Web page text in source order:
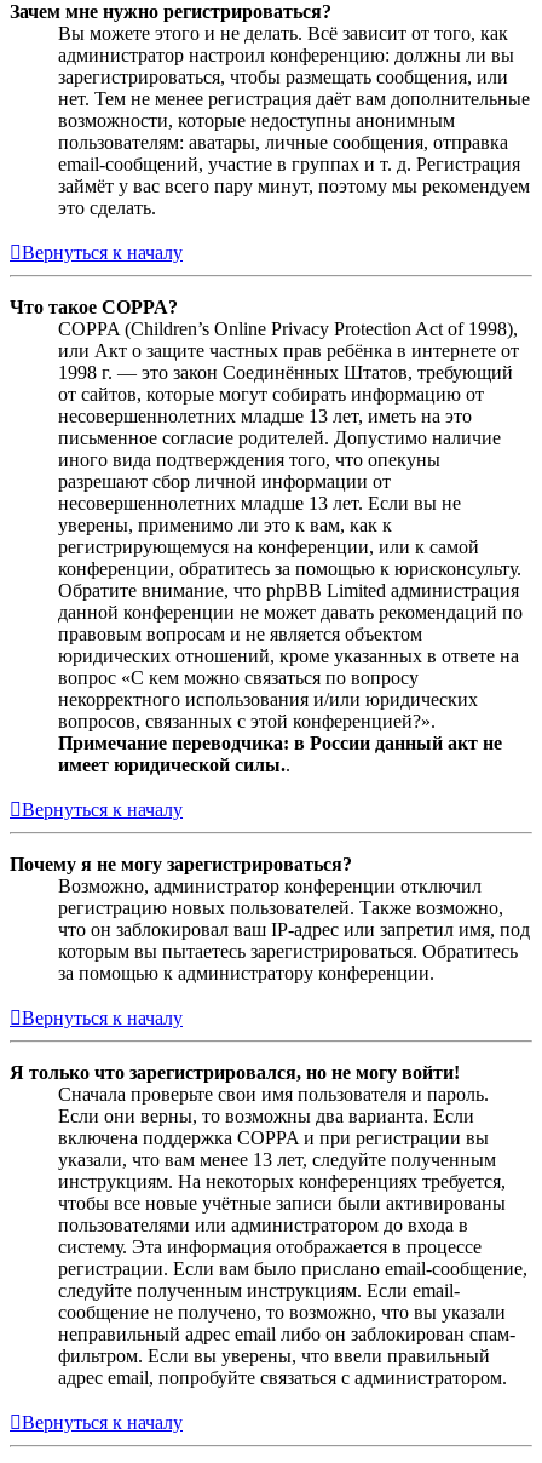
Зачем мне нужно регистрироваться?
Вы можете этого и не делать. Всё зависит от того, как
администратор настроил конференцию: должны ли вы
зарегистрироваться, чтобы размещать сообщения, или
нет. Тем не менее регистрация даёт вам дополнительные
возможности, которые недоступны анонимным
пользователям: аватары, личные сообщения, отправка
email-сообщений, участие в группах и т. д. Регистрация
займёт у вас всего пару минут, поэтому мы рекомендуем
это сделать.
Вернуться к началу
Что такое COPPA?
COPPA (Children’s Online Privacy Protection Act of 1998),
или Акт о защите частных прав ребёнка в интернете от
1998 г. — это закон Соединённых Штатов, требующий
от сайтов, которые могут собирать информацию от
несовершеннолетних младше 13 лет, иметь на это
письменное согласие родителей. Допустимо наличие
иного вида подтверждения того, что опекуны
разрешают сбор личной информации от
несовершеннолетних младше 13 лет. Если вы не
уверены, применимо ли это к вам, как к
регистрирующемуся на конференции, или к самой
конференции, обратитесь за помощью к юрисконсульту.
Обратите внимание, что phpBB Limited администрация
данной конференции не может давать рекомендаций по
правовым вопросам и не является объектом
юридических отношений, кроме указанных в ответе на
вопрос «С кем можно связаться по вопросу
некорректного использования и/или юридических
вопросов, связанных с этой конференцией?».
Примечание переводчика: в России данный акт не
имеет юридической силы..
Вернуться к началу
Почему я не могу зарегистрироваться?
Возможно, администратор конференции отключил
регистрацию новых пользователей. Также возможно,
что он заблокировал ваш IP-адрес или запретил имя, под
которым вы пытаетесь зарегистрироваться. Обратитесь
за помощью к администратору конференции.
Вернуться к началу
Я только что зарегистрировался, но не могу войти!
Сначала проверьте свои имя пользователя и пароль.
Если они верны, то возможны два варианта. Если
включена поддержка COPPA и при регистрации вы
указали, что вам менее 13 лет, следуйте полученным
инструкциям. На некоторых конференциях требуется,
чтобы все новые учётные записи были активированы
пользователями или администратором до входа в
систему. Эта информация отображается в процессе
регистрации. Если вам было прислано email-сообщение,
следуйте полученным инструкциям. Если email-
сообщение не получено, то возможно, что вы указали
неправильный адрес email либо он заблокирован спам-
фильтром. Если вы уверены, что ввели правильный
адрес email, попробуйте связаться с администратором.
Вернуться к началу